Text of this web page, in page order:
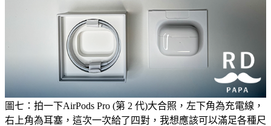
圖七：拍一下AirPods Pro (第 2 代)大合照，左下角為充電線，
右上角為耳塞，這次一次給了四對，我想應該可以滿足各種尺